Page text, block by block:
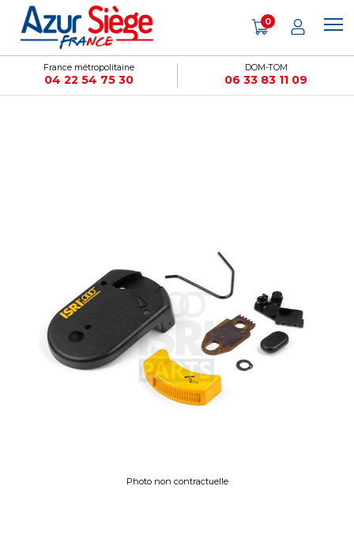
France métropolitaine
04 22 54 75 30
DOM-TOM
06 33 83 11 09
0
Photo non contractuelle
Panneau de gestion des cookies